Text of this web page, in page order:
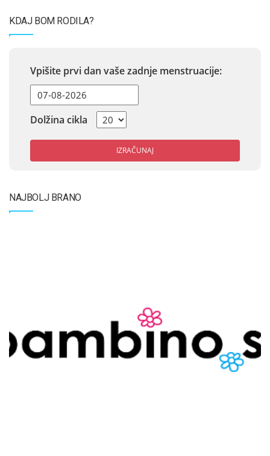
KDAJ BOM RODILA?
Vpišite prvi dan vaše zadnje menstruacije:
Dolžina cikla
IZRAČUNAJ
NAJBOLJ BRANO